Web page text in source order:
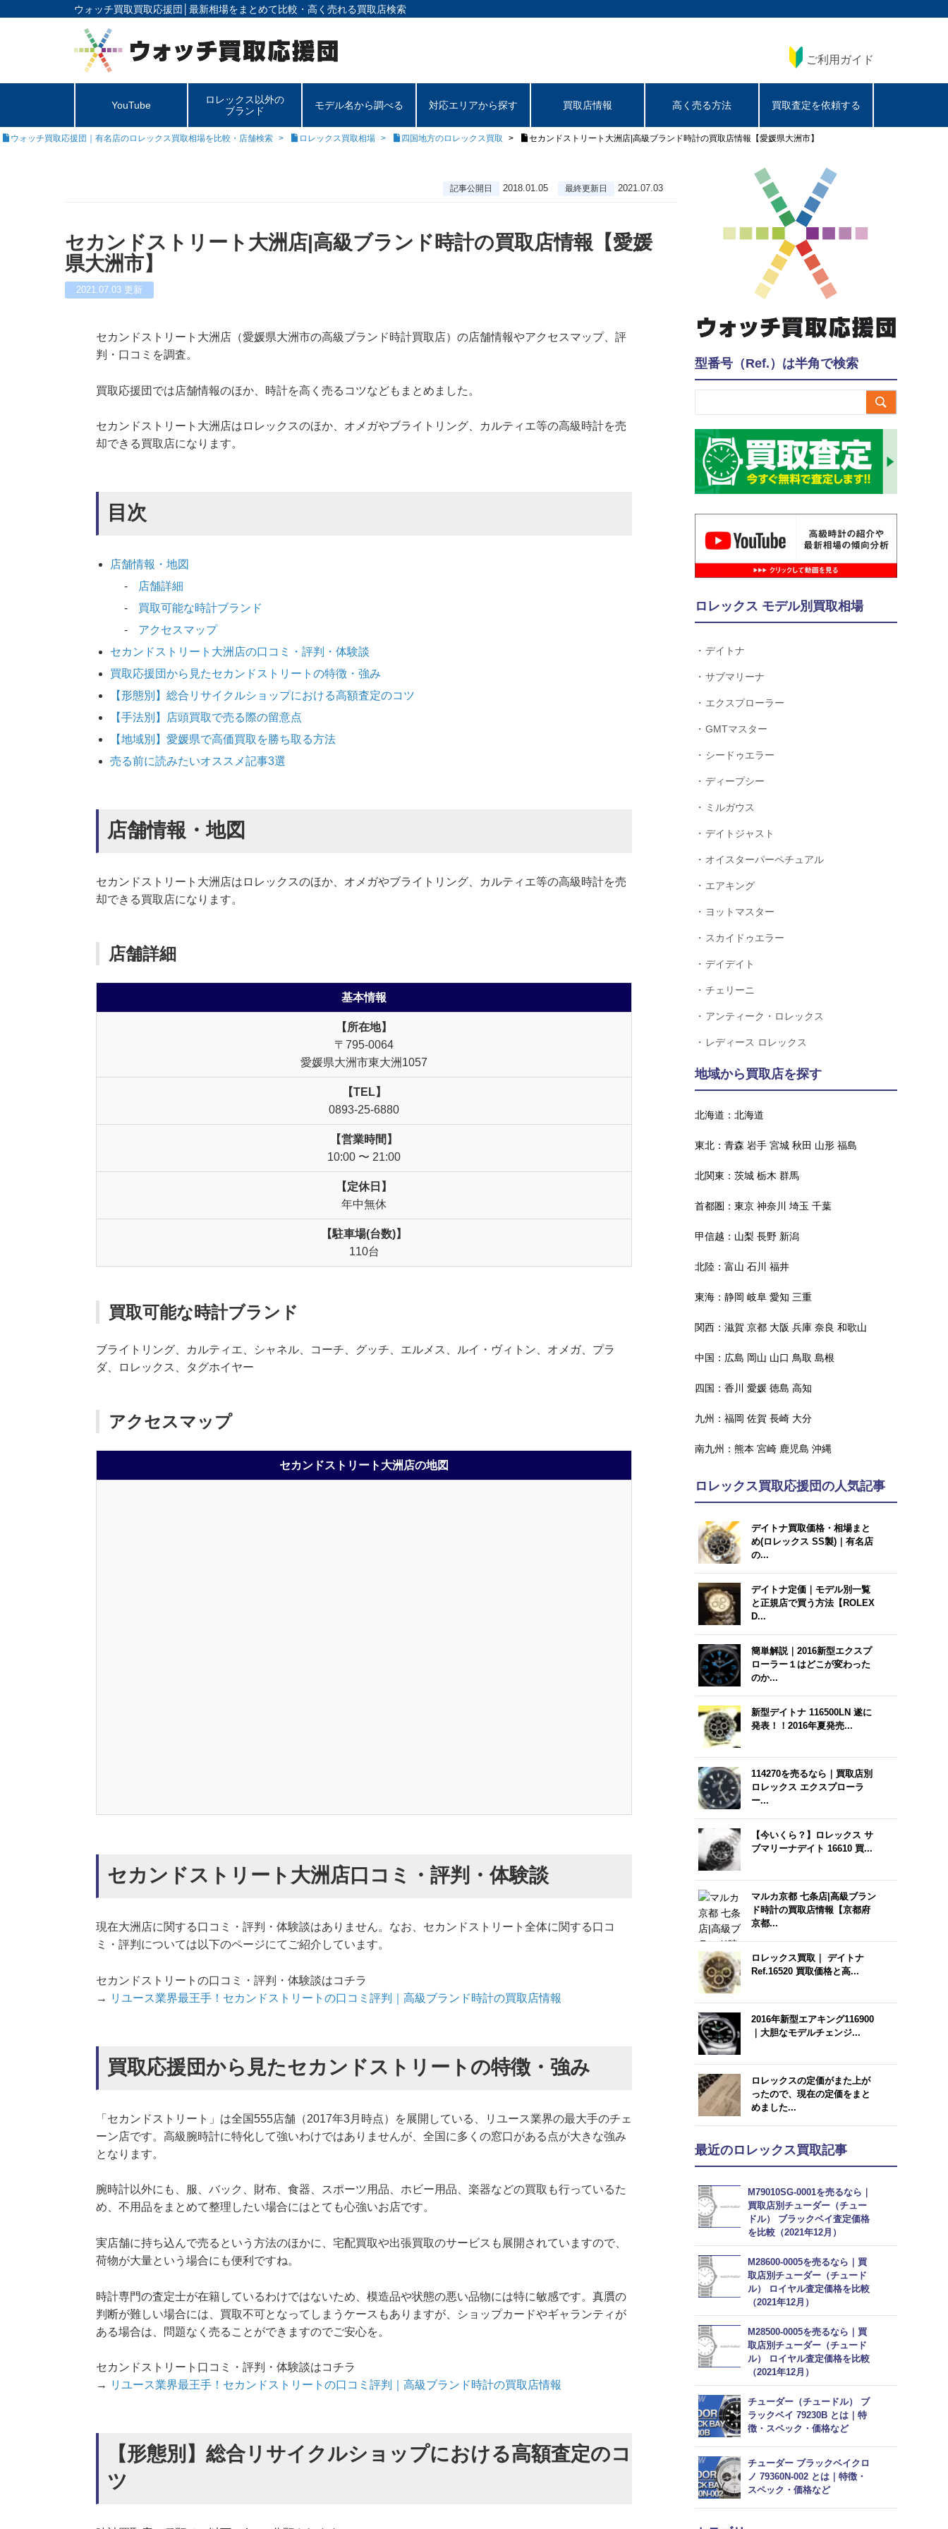
ウォッチ買取買取応援団│ 最新相場をまとめて比較・高く売れる買取店検索
ご利用ガイド
YouTube
ロレックス以外の
ブランド
モデル名から調べる 対応エリアから探す 買取店情報 高く売る方法 買取査定を依頼する
ウォッチ買取応援団｜有名店のロレックス買取相場を比較・店舗検索 ロレックス買取相場 四国地方のロレックス買取 セカンドストリート大洲店|高級ブランド時計の買取店情報【愛媛県大洲市】
記事公開日 2018.01.05 最終更新日 2021.07.03
セカンドストリート大洲店|高級ブランド時計の買取店情報【愛媛
県大洲市】
2021.07.03 更新
セカンドストリート大洲店（愛媛県大洲市の高級ブランド時計買取店）の店舗情報やアクセスマップ、評
判・口コミを調査。
買取応援団では店舗情報のほか、時計を高く売るコツなどもまとめました。
セカンドストリート大洲店はロレックスのほか、オメガやブライトリング、カルティエ等の高級時計を売
却できる買取店になります。
目次
店舗情報・地図
店舗詳細
買取可能な時計ブランド
アクセスマップ
セカンドストリート大洲店の口コミ・評判・体験談
買取応援団から見たセカンドストリートの特徴・強み
【形態別】総合リサイクルショップにおける高額査定のコツ
【手法別】店頭買取で売る際の留意点
【地域別】愛媛県で高価買取を勝ち取る方法
売る前に読みたいオススメ記事3選
店舗情報・地図
セカンドストリート大洲店はロレックスのほか、オメガやブライトリング、カルティエ等の高級時計を売
却できる買取店になります。
店舗詳細
基本情報
【所在地】
〒795-0064
愛媛県大洲市東大洲1057
【TEL】
0893-25-6880
【営業時間】
10:00 〜 21:00
【定休日】
年中無休
【駐車場(台数)】
110台
買取可能な時計ブランド
ブライトリング、カルティエ、シャネル、コーチ、グッチ、エルメス、ルイ・ヴィトン、オメガ、プラ
ダ、ロレックス、タグホイヤー
アクセスマップ
セカンドストリート大洲店の地図
セカンドストリート大洲店口コミ・評判・体験談
現在大洲店に関する口コミ・評判・体験談はありません。なお、セカンドストリート全体に関する口コ
ミ・評判については以下のページにてご紹介しています。
セカンドストリートの口コミ・評判・体験談はコチラ
→ リユース業界最王手！セカンドストリートの口コミ評判｜高級ブランド時計の買取店情報
買取応援団から見たセカンドストリートの特徴・強み
「セカンドストリート」は全国555店舗（2017年3月時点）を展開している、リユース業界の最大手のチェ
ーン店です。高級腕時計に特化して強いわけではありませんが、全国に多くの窓口がある点が大きな強み
となります。
腕時計以外にも、服、バック、財布、食器、スポーツ用品、ホビー用品、楽器などの買取も行っているた
め、不用品をまとめて整理したい場合にはとても心強いお店です。
実店舗に持ち込んで売るという方法のほかに、宅配買取や出張買取のサービスも展開されていますので、
荷物が大量という場合にも便利ですね。
時計専門の査定士が在籍しているわけではないため、模造品や状態の悪い品物には特に敏感です。真贋の
判断が難しい場合には、買取不可となってしまうケースもありますが、ショップカードやギャランティが
ある場合は、問題なく売ることができますのでご安心を。
セカンドストリート口コミ・評判・体験談はコチラ
→ リユース業界最王手！セカンドストリートの口コミ評判｜高級ブランド時計の買取店情報
【形態別】総合リサイクルショップにおける高額査定のコ
ツ
型番号（Ref.）は半角で検索

ロレックス モデル別買取相場
デイトナ
サブマリーナ
エクスプローラー
GMTマスター
シードゥエラー
ディープシー
ミルガウス
デイトジャスト
オイスターパーペチュアル
エアキング
ヨットマスター
スカイドゥエラー
デイデイト
チェリーニ
アンティーク・ロレックス
レディース ロレックス
地域から買取店を探す
北海道： 北海道
東北： 青森 岩手 宮城 秋田 山形 福島
北関東： 茨城 栃木 群馬
首都圏： 東京 神奈川 埼玉 千葉
甲信越： 山梨 長野 新潟
北陸： 富山 石川 福井
東海： 静岡 岐阜 愛知 三重
関西： 滋賀 京都 大阪 兵庫 奈良 和歌山
中国： 広島 岡山 山口 鳥取 島根
四国： 香川 愛媛 徳島 高知
九州： 福岡 佐賀 長崎 大分
南九州： 熊本 宮崎 鹿児島 沖縄
ロレックス買取応援団の人気記事
デイトナ買取価格・相場まと
め(ロレックス SS製)｜有名店
の...
デイトナ定価｜モデル別一覧
と正規店で買う方法【ROLEX
D...
簡単解説｜2016新型エクスプ
ローラー１はどこが変わった
のか...
新型デイトナ 116500LN 遂に
発表！！2016年夏発売...
114270を売るなら｜買取店別
ロレックス エクスプローラ
ー...
【今いくら？】ロレックス サ
ブマリーナデイト 16610 買...
マルカ京都 七条店|高級ブラン
ド時計の買取店情報【京都府
京都...
ロレックス買取｜ デイトナ
Ref.16520 買取価格と高...
2016年新型エアキング116900
｜大胆なモデルチェンジ...
ロレックスの定価がまた上が
ったので、現在の定価をまと
めました...
最近のロレックス買取記事
M79010SG-0001を売るなら｜
買取店別チューダー（チュー
ドル） ブラックベイ査定価格
を比較（2021年12月）
M28600-0005を売るなら｜買
取店別チューダー（チュード
ル） ロイヤル査定価格を比較
（2021年12月）
M28500-0005を売るなら｜買
取店別チューダー（チュード
ル） ロイヤル査定価格を比較
（2021年12月）
チューダー（チュードル） ブ
ラックベイ 79230B とは｜特
徴・スペック・価格など
チューダー ブラックベイクロ
ノ 79360N-002 とは｜特徴・
スペック・価格など